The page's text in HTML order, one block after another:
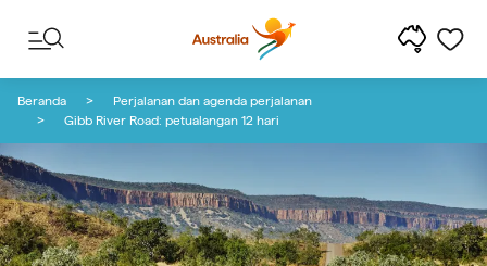
Beranda
Perjalanan dan agenda perjalanan
Gibb River Road: petualangan 12 hari